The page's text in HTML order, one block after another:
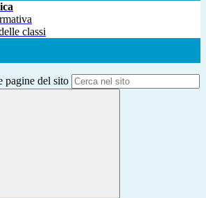
classi
pagine del sito